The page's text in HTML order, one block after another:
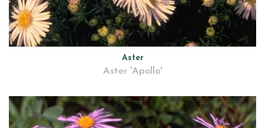
Aster
Aster 'Apollo'